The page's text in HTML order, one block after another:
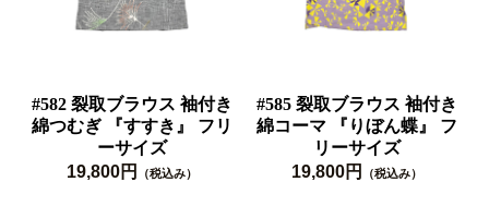
#582 裂取ブラウス 袖付き
綿つむぎ 『すすき』 フリ
ーサイズ
19,800円
（税込み）
#585 裂取ブラウス 袖付き
綿コーマ 『りぼん蝶』 フ
リーサイズ
19,800円
（税込み）